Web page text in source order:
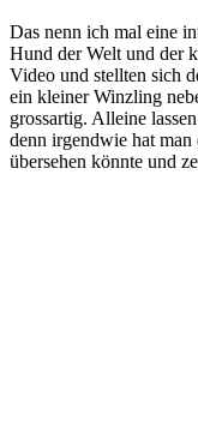
Das nenn ich mal eine
Hund der Welt und der
Video und stellten sich
ein kleiner Winzling
grossartig. Alleine
denn irgendwie hat man
übersehen könnte und